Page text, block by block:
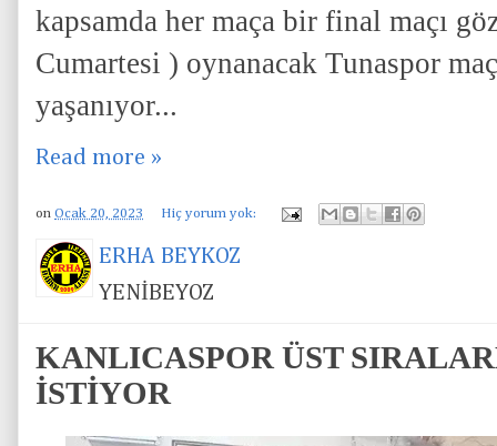
kapsamda her maça bir final maçı
Cumartesi ) oynanacak Tunaspor
yaşanıyor...
Read more »
on Ocak 20, 2023 Hiç yorum yok:
ERHA BEYKOZ
YENİBEYOZ
KANLICASPOR ÜST
İSTİYOR